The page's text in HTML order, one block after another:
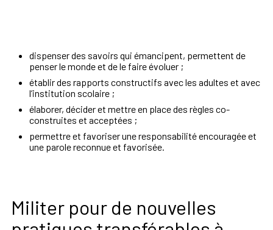
dispenser des savoirs qui émancipent, permettent de
penser le monde et de le faire évoluer ;
établir des rapports constructifs avec les adultes et avec
l’institution scolaire ;
élaborer, décider et mettre en place des règles co-
construites et acceptées ;
permettre et favoriser une responsabilité encouragée et
une parole reconnue et favorisée.
Militer pour de nouvelles